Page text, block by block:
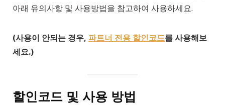
아래 유의사항 및 사용방법을 참고하여 사용하세요.
(사용이 안되는 경우, 파트너 전용 할인코드를 사용해보
세요.)
할인코드 및 사용 방법